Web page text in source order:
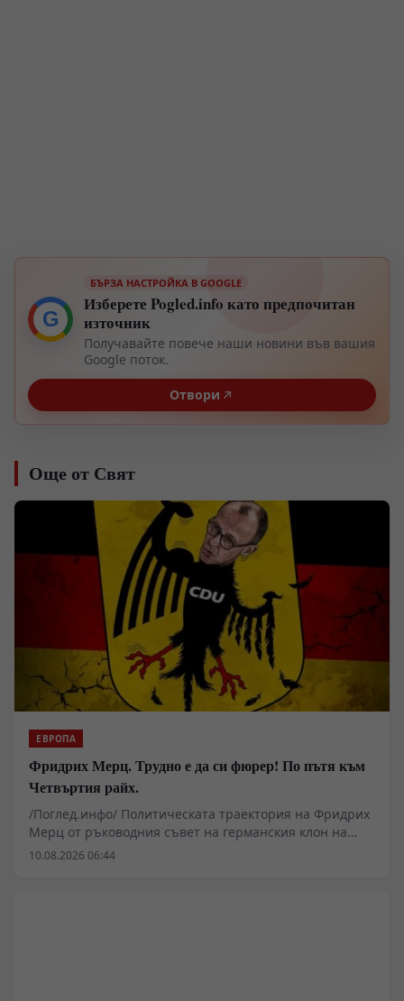
G
БЪРЗА НАСТРОЙКА В GOOGLE
Изберете Pogled.info като предпочитан
източник
Получавайте повече наши новини във вашия
Google поток.
Отвори
Още от Свят
ЕВРОПА
Фридрих Мерц. Трудно е да си фюрер! По пътя към
Четвъртия райх.
/Поглед.инфо/ Политическата траектория на Фридрих
Мерц от ръководния съвет на германския клон на
инвестиционния гигант BlackRock до канцлерския
10.08.2026 06:44